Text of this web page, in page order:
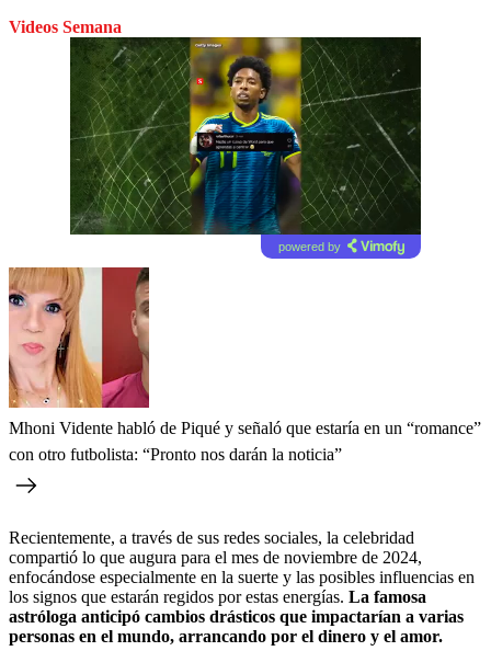
Videos Semana
powered by
Mhoni Vidente habló de Piqué y señaló que estaría en un “romance”
con otro futbolista: “Pronto nos darán la noticia”
Recientemente, a través de sus redes sociales, la celebridad
compartió lo que augura para el mes de noviembre de 2024,
enfocándose especialmente en la suerte y las posibles influencias en
los signos que estarán regidos por estas energías. La famosa
astróloga anticipó cambios drásticos que impactarían a varias
personas en el mundo, arrancando por el dinero y el amor.